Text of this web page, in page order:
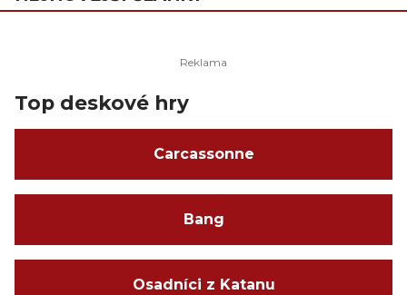
Top deskové hry
Carcassonne
Bang
Osadníci z Katanu